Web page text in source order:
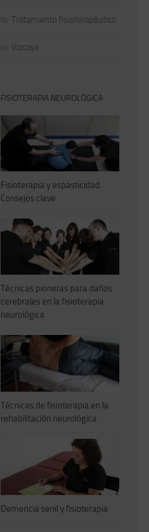
Tratamiento fisioterapéutico
Vizcaya
FISIOTERAPIA NEUROLÓGICA
Fisioterapia y espasticidad.
Consejos clave
Técnicas pioneras para daños
cerebrales en la fisioterapia
neurológica
Técnicas de fisioterapia en la
rehabilitación neurológica
Demencia senil y fisioterapia